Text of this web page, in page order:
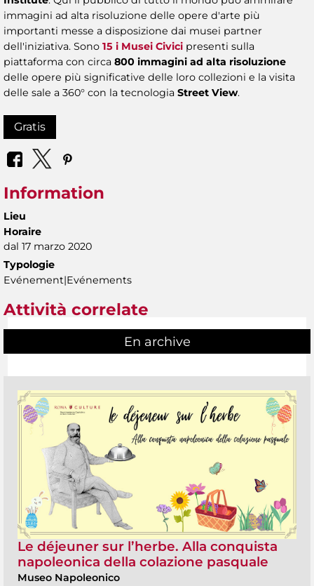
immagini ad alta risoluzione delle opere d'arte più
importanti messe a disposizione dai musei partner
dell'iniziativa. Sono 15 i Musei Civici presenti sulla
piattaforma con circa 800 immagini ad alta risoluzione
delle opere più significative delle loro collezioni e la visita
delle sale a 360° con la tecnologia Street View.
Gratis
Information
Lieu
Horaire
dal 17 marzo 2020
Typologie
Evénement|Evénements
Attività correlate
En archive
Le déjeuner sur l’herbe. Alla conquista
napoleonica della colazione pasquale
Museo Napoleonico